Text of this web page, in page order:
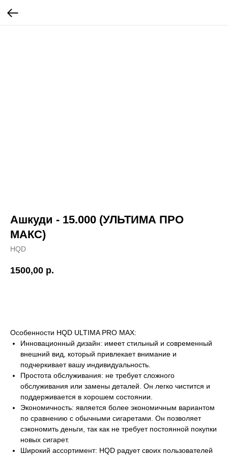
Ашкуди - 15.000 (УЛЬТИМА ПРО
МАКС)
HQD
1500,00 р.
Особенности HQD ULTIMA PRO MAX:
Инновационный дизайн: имеет стильный и современный
внешний вид, который привлекает внимание и
подчеркивает вашу индивидуальность.
Простота обслуживания: не требует сложного
обслуживания или замены деталей. Он легко чистится и
поддерживается в хорошем состоянии.
Экономичность: является более экономичным вариантом
по сравнению с обычными сигаретами. Он позволяет
сэкономить деньги, так как не требует постоянной покупки
новых сигарет.
Широкий ассортимент: HQD радует своих пользователей